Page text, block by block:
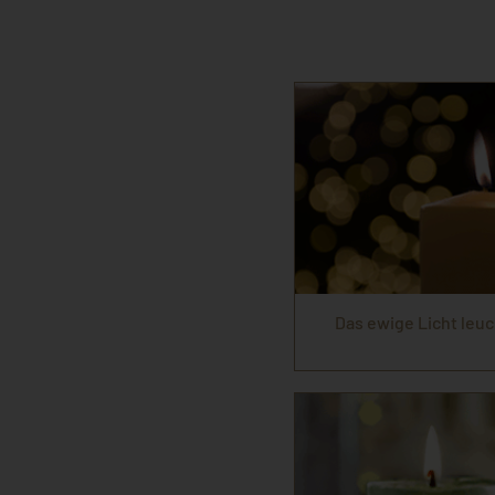
Das ewige Licht